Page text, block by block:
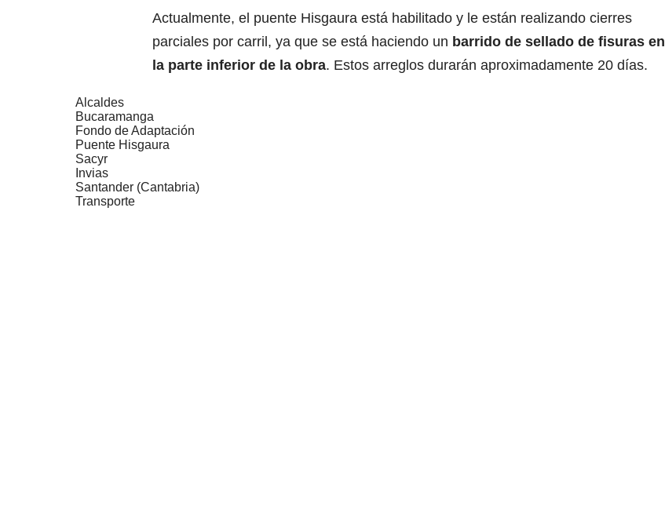
Actualmente, el puente Hisgaura está habilitado y le están realizando cierres
parciales por carril, ya que se está haciendo un barrido de sellado de fisuras en
la parte inferior de la obra. Estos arreglos durarán aproximadamente 20 días.
Alcaldes
Bucaramanga
Fondo de Adaptación
Puente Hisgaura
Sacyr
Invias
Santander (Cantabria)
Transporte